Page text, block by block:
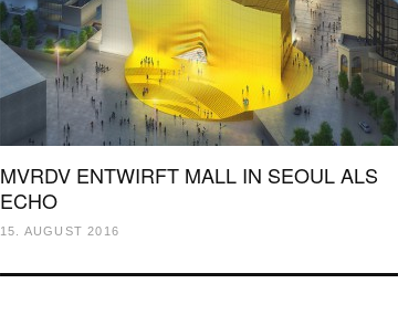
MVRDV ENTWIRFT MALL IN SEOUL ALS
ECHO
15. AUGUST 2016